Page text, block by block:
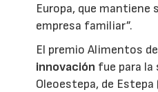
Europa, que mantiene
empresa familiar”.
El premio Alimentos
innovación fue para la
Oleoestepa, de Estepa